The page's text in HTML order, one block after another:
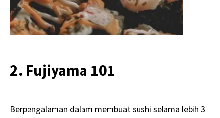
2. Fujiyama 101
Berpengalaman dalam membuat sushi selama lebih 3